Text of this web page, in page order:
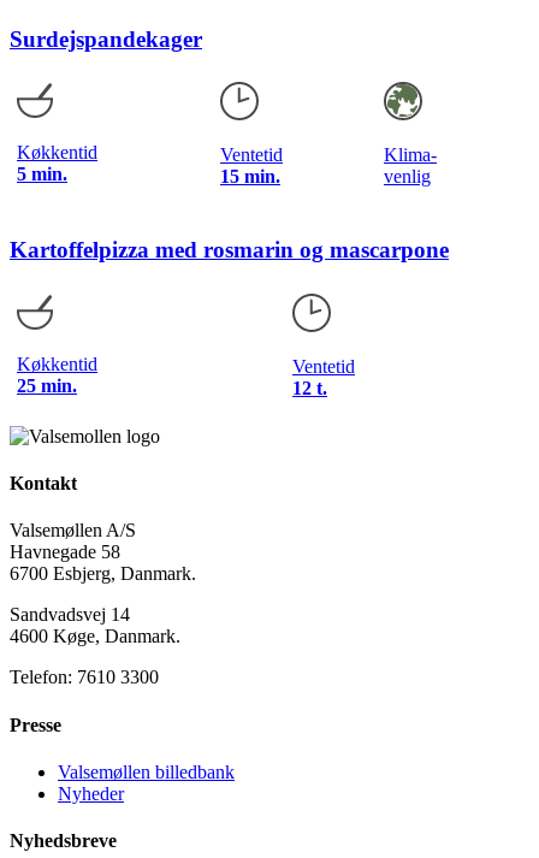
Surdejspandekager
Køkkentid
5 min.
Ventetid
15 min.
Klima-
venlig
Kartoffelpizza med rosmarin og mascarpone
Køkkentid
25 min.
Ventetid
12 t.
Kontakt
Valsemøllen A/S
Havnegade 58
6700 Esbjerg, Danmark.
Sandvadsvej 14
4600 Køge, Danmark.
Telefon: 7610 3300
Presse
Valsemøllen billedbank
Nyheder
Nyhedsbreve